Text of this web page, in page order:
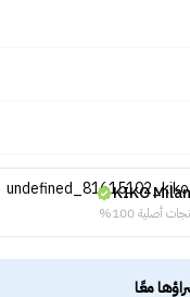
KIKO
أصلية 100%
معًا